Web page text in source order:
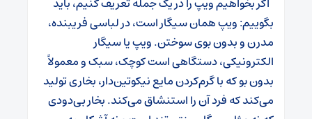
بگوییم: ویپ همان سیگار است، در لباسی فریبنده،
مدرن و بدون بوی سوختن. ویپ یا سیگار
الکترونیکی، دستگاهی است کوچک، سبک و معمولاً
بدون ‌بو که با گرم‌کردن مایع نیکوتین‌دار، بخاری تولید
می‌کند که فرد آن را استنشاق می‌کند. بخار بی‌دودی